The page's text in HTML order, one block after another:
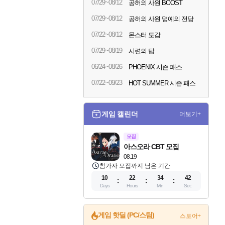
07/29~08/12 공허의 사원 BOOST
07/29~08/12 공허의 사원 명예의 전당
07/22~08/12 몬스터 도감
07/29~08/19 시련의 탑
06/24~08/26 PHOENIX 시즌 패스
07/22~09/23 HOT SUMMER 시즌 패스
게임 캘린더 더보기+
모집
08.19
아스오라 CBT 모집
참가자 모집까지 남은 기간
10
Days
22
Hours
34
Min
40
Sec
게임 핫딜 (PC/스팀) 스토어+